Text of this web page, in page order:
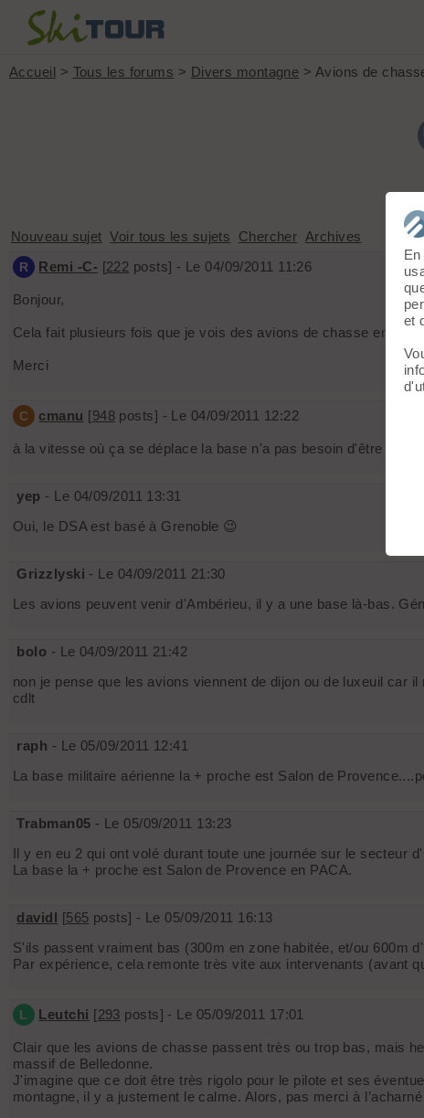
Accueil > Tous les forums > Divers montagne > Avions de
Nouveau sujet Voir tous les sujets Chercher Archives
R Remi -C- [222 posts] - Le 04/09/2011 11:26
Bonjour,
Cela fait plusieurs fois que je vois des avions de chasse en
Merci
C cmanu [948posts] - Le 04/09/2011 12:22
à la vitesse où ça se déplace la base n'a pas besoin d'être
yep - Le 04/09/2011 13:31
Oui, le DSA est basé à Grenoble 😉
Grizzlyski - Le 04/09/2011 21:30
Les avions peuvent venir d'Ambérieu, il y a une base là-bas.
bolo - Le 04/09/2011 21:42
non je pense que les avions viennent de dijon ou de luxeuil car
cdlt
raph - Le 05/09/2011 12:41
La base militaire aérienne la + proche est Salon de
Trabman05 - Le 05/09/2011 13:23
Il y en eu 2 qui ont volé durant toute une journée sur le secteur
La base la + proche est Salon de Provence en PACA.
davidl [565 posts] - Le 05/09/2011 16:13
S'ils passent vraiment bas (300m en zone habitée, et/ou 600m
Par expérience, cela remonte très vite aux intervenants (avant
L Leutchi [293 posts] - Le 05/09/2011 17:01
Clair que les avions de chasse passent très ou trop bas, mais
massif de Belledonne.
J'imagine que ce doit être très rigolo pour le pilote et ses
montagne, il y a justement le calme. Alors, pas merci à
et